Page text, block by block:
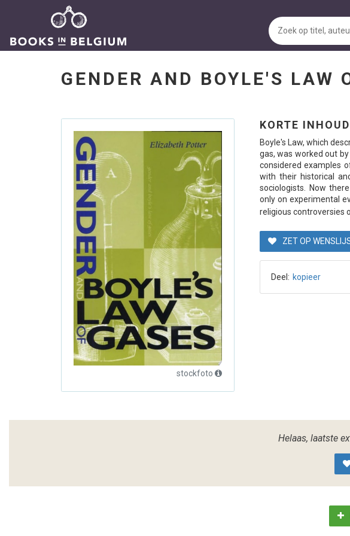
GENDER AND BOYLE'S LAW
stockfoto
KORTE INHOUD
Boyle's Law, which
gas, was worked out
considered examples
with their historical
sociologists. Now
only on experimental
religious controversies
ZET OP
Deel: kopieer
Helaas, laatste